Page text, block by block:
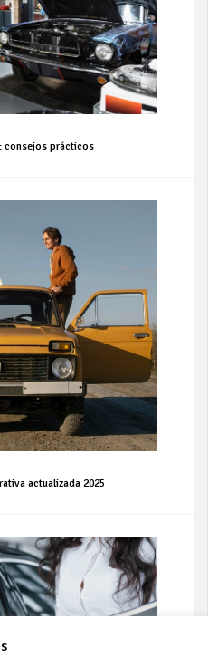
consejos prácticos
actualizada 2025